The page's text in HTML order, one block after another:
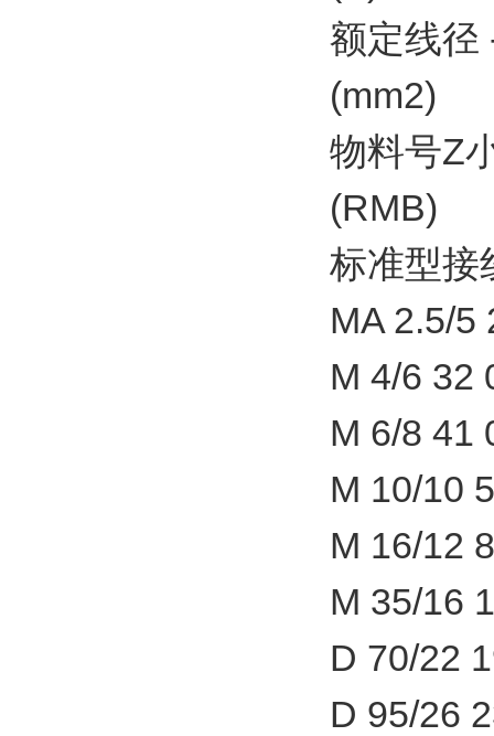
额定线径
(mm2)
物料号Z
(RMB)
标准型接
MA 2.5/5
M 4/6 32
M 6/8 41
M 10/10
M 16/12
M 35/16
D 70/22
D 95/26